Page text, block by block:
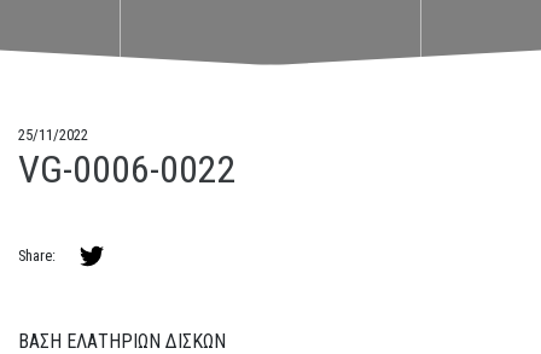
25/11/2022
VG-0006-0022
Share:
ΒΑΣΗ ΕΛΑΤΗΡΙΩΝ ΔΙΣΚΩΝ